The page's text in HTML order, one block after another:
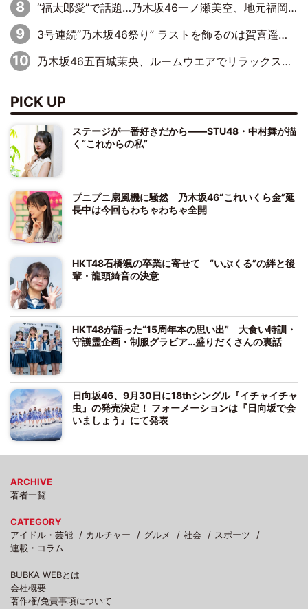
“福太郎愛”で話題…乃木坂46一ノ瀬美空、地元福岡『めんべい25周年トップサポーター』に就任
3号連続“乃木坂46祭り” ラストを飾るのは賀喜遥香…5年ぶりの登場に「5年分大人になった私を見ていただけたら」
乃木坂46五百城茉央、ルームウエアでリラックス「今回のグラビアを見て成長を感じていただけるとうれしい」
PICK UP
ステージが一番好きだから――STU48・中村舞が描
く“これからの私”
プニプニ扇風機に騒然 乃木坂46“これいくら金”延
長中は今回もわちゃわちゃ全開
HKT48石橋颯の卒業に寄せて “いぶくる”の絆と後
輩・龍頭綺音の決意
HKT48が語った“15周年本の思い出” 大食い特訓・
守護霊企画・制服グラビア…盛りだくさんの裏話
日向坂46、9月30日に18thシングル『イチャイチャ
虫』の発売決定！ フォーメーションは『日向坂で会
いましょう』にて発表
ARCHIVE
著者一覧
CATEGORY
アイドル・芸能
カルチャー グルメ 社会
スポーツ
連載・コラム
BUBKA WEBとは
会社概要
著作権/免責事項について